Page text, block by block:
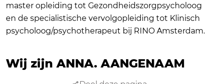
master opleiding tot Gezondheidszorgpsycholoog
en de specialistische vervolgopleiding tot Klinisch
psycholoog/psychotherapeut bij RINO Amsterdam.
Wij zijn ANNA.AANGENAAM